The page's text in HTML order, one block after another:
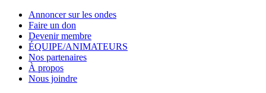
Annoncer sur les ondes
Faire un don
Devenir membre
ÉQUIPE/ANIMATEURS
Nos partenaires
À propos
Nous joindre